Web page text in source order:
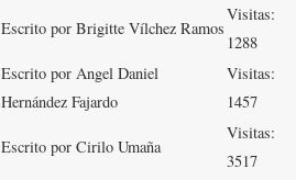
Escrito por Brigitte Vílchez Ramos
Visitas:
1288
Escrito por Angel Daniel
Hernández Fajardo
Visitas:
1457
Escrito por Cirilo Umaña
Visitas:
3517